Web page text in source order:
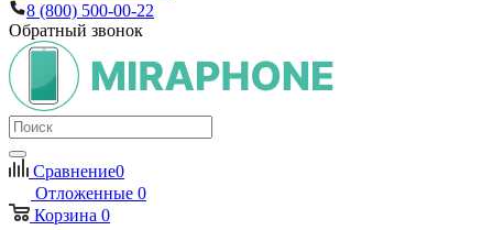
8 (800) 500-00-22
Обратный звонок
Сравнение0
Отложенные 0
Корзина 0